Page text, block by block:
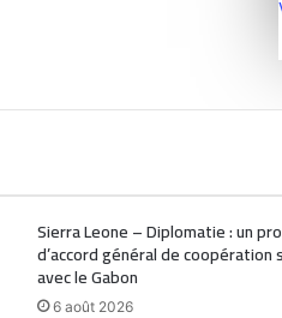
Sierra Leone – Diplomatie : un
d’accord général de coopération
avec le Gabon
6 août 2026